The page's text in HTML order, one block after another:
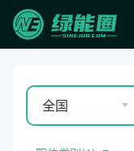
全国